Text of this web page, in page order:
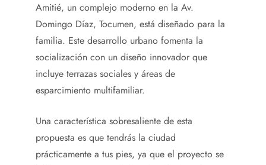
Amitié, un complejo moderno en la Av.
Domingo Díaz, Tocumen, está diseñado para la
familia. Este desarrollo urbano fomenta la
socialización con un diseño innovador que
incluye terrazas sociales y áreas de
esparcimiento multifamiliar.
Una característica sobresaliente de esta
propuesta es que tendrás la ciudad
prácticamente a tus pies, ya que el proyecto se